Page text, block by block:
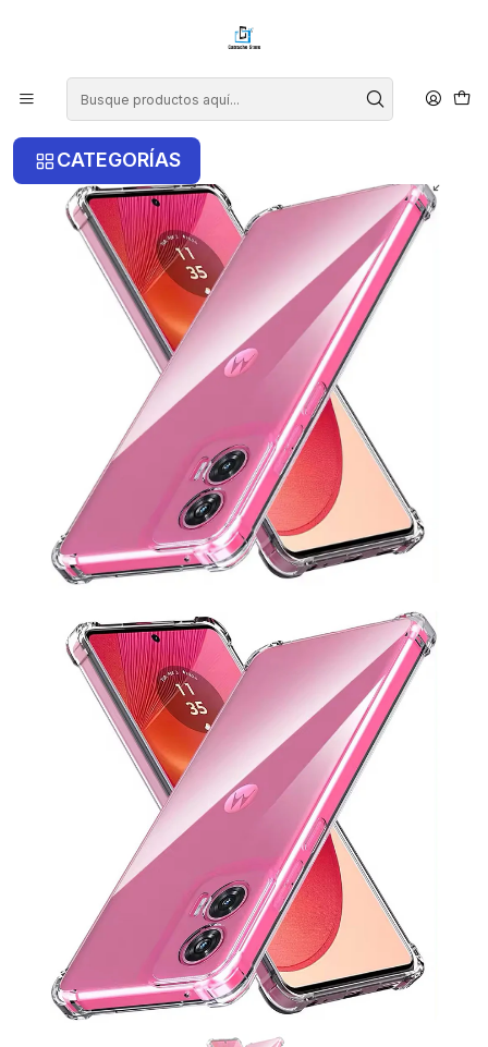
CATEGORÍAS
Inicio Motorola
Edge 50 Fusion
Carcasa Transparente Para Motorola Edge 50 Fusion